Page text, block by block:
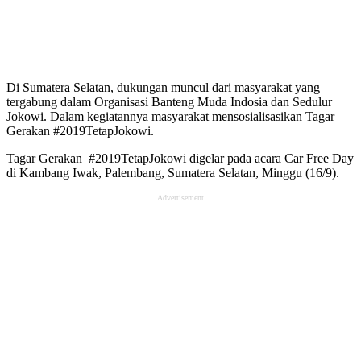
Di Sumatera Selatan, dukungan muncul dari masyarakat yang
tergabung dalam Organisasi Banteng Muda Indosia dan Sedulur
Jokowi. Dalam kegiatannya masyarakat mensosialisasikan Tagar
Gerakan #2019TetapJokowi.
Tagar Gerakan #2019TetapJokowi digelar pada acara Car Free Day
di Kambang Iwak, Palembang, Sumatera Selatan, Minggu (16/9).
Advertisement